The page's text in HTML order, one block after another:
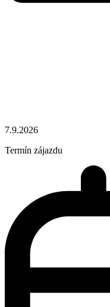
7.9.2026
Termín zájazdu